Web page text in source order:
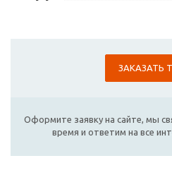
ЗАКАЗАТЬ
Оформите заявку на сайте, мы
время и ответим на все